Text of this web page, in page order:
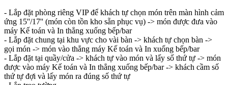
- Lắp đặt phòng riêng VIP để khách tự chọn món trên màn hình cảm
ứng 15''/17'' (món còn tồn kho sẵn phục vụ) -> món được đưa vào
máy Kế toán và In thẳng xuống bếp/bar
- Lắp đặt chung tại khu vực cho vài bàn -> khách tự chọn bàn ->
gọi món -> món vào thẳng máy Kế toán và In xuống bếp/bar
- Lắp đặt tại quầy/cửa -> khách tự vào món và lấy số thứ tự -> món
được vào máy Kế toán và In thẳng xuống bếp/bar -> khách cầm số
thứ tự đợi và lấy món ra đúng số thứ tự